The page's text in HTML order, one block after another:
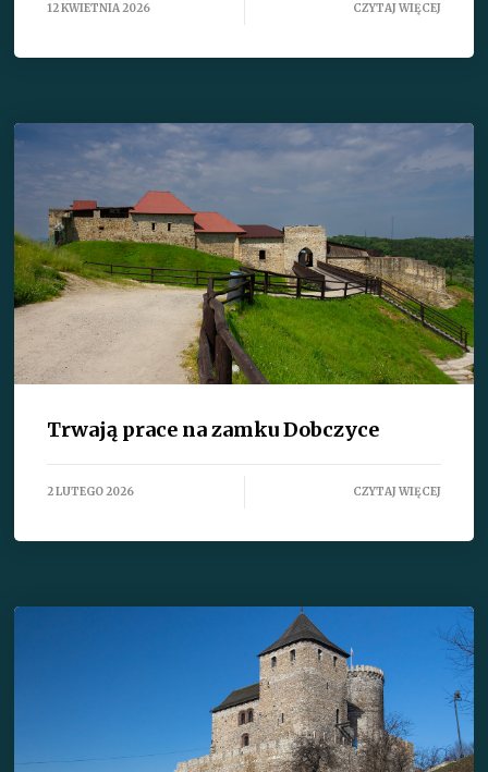
12 KWIETNIA 2026 CZYTAJ WIĘCEJ
Trwają prace na zamku Dobczyce
2 LUTEGO 2026 CZYTAJ WIĘCEJ